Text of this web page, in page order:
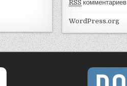
RSS комментариев
WordPress.org